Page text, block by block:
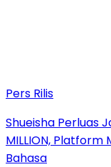
Pers Rilis
Shueisha Perluas
MILLION,
Bahasa